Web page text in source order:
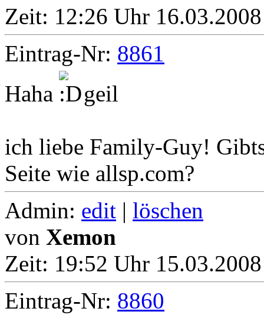
Zeit: 12:26 Uhr
Eintrag-Nr: 8861
Haha
geil
ich liebe Family-Guy!
Seite wie allsp.com?
Admin: edit | löschen
von Xemon
Zeit: 19:52 Uhr
Eintrag-Nr: 8860